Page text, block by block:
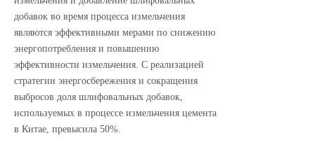
добавок во время процесса измельчения
являются эффективными мерами по снижению
энергопотребления и повышению
эффективности измельчения. С реализацией
стратегии энергосбережения и сокращения
выбросов доля шлифовальных добавок,
используемых в процессе измельчения цемента
в Китае, превысила 50%.